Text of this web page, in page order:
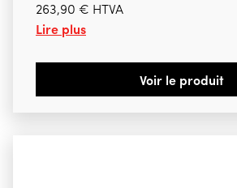
263,90 € HTVA
Lire plus
Voir le produit